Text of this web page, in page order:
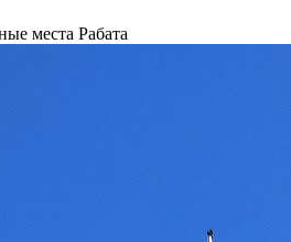
места Рабата